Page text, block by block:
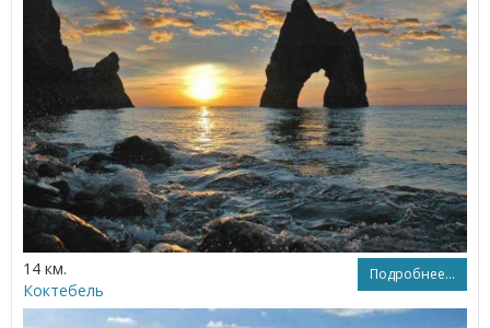
14 км. Подробнее...
Коктебель